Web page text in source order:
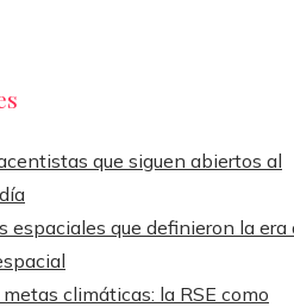
que siguen abiertos al
espaciales que definieron la era
climáticas: la RSE como